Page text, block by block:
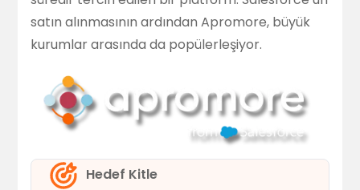
satın alınmasının ardından Apromore, büyük
kurumlar arasında da popülerleşiyor.
Hedef Kitle